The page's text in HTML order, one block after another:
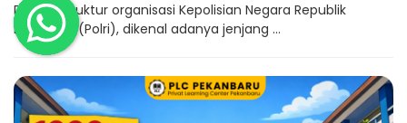
Dalam struktur organisasi Kepolisian Negara Republik
Indonesia (Polri), dikenal adanya jenjang ...